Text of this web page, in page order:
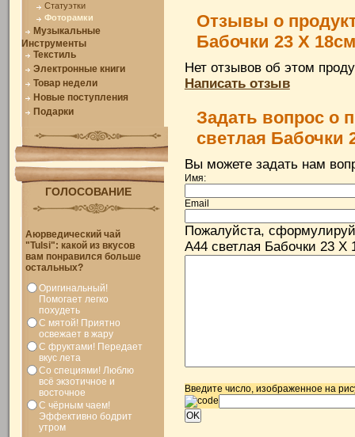
Статуэтки
Фоторамки
Музыкальные
Инструменты
Текстиль
Электронные книги
Товар недели
Новые поступления
Подарки
ГОЛОСОВАНИЕ
Аюрведический чай
"Tulsi": какой из вкусов
вам понравился больше
остальных?
Оригинальный!
Помогает легко
похудеть
С мятой! Приятно
освежает в жару
С фруктами! Передает
вкус лета
Со специями! Люблю
всё экзотичное и
восточное
С чёрным чаем!
Эффективно бодрит
утром
Отзывы о
Бабочки 23 X
Нет отзывов об этом
Написать отзыв
Задать вопрос о
светлая Бабочки
Вы можете задать нам
Имя:
Email
Пожалуйста,
A44 светлая Бабочки 23 X
Введите число, изображенное на